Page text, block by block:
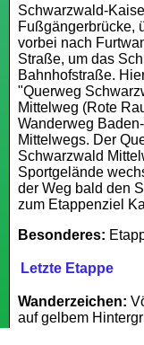
Schwarzwald-
Fußgängerbrücke,
vorbei nach
Straße, um das
Bahnhofstraße.
"Querweg
Mittelweg (Rote
Wanderweg
Mittelwegs. Der
Schwarzwald
Sportgelände
der Weg bald den
zum Etappenziel
Besonderes:
Letzte Etappe
Wanderzeichen:
auf gelbem